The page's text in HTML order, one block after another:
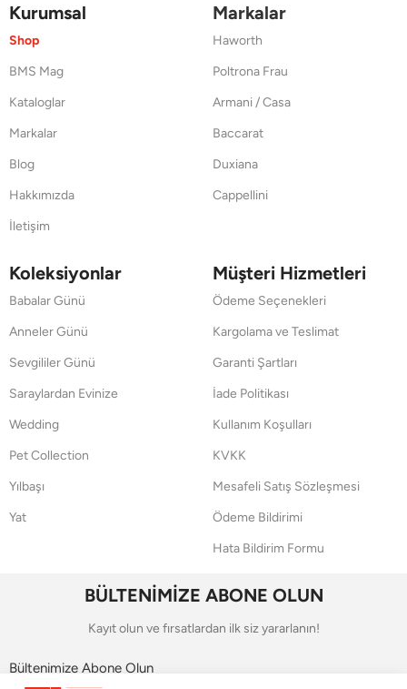
Kurumsal
Shop
BMS Mag
Kataloglar
Markalar
Blog
Hakkımızda
İletişim
Markalar
Haworth
Poltrona Frau
Armani / Casa
Baccarat
Duxiana
Cappellini
Koleksiyonlar
Babalar Günü
Anneler Günü
Sevgililer Günü
Saraylardan Evinize
Wedding
Pet Collection
Yılbaşı
Yat
Müşteri Hizmetleri
Ödeme Seçenekleri
Kargolama ve Teslimat
Garanti Şartları
İade Politikası
Kullanım Koşulları
KVKK
Mesafeli Satış Sözleşmesi
Ödeme Bildirimi
Hata Bildirim Formu
BÜLTENİMİZE ABONE OLUN
Kayıt olun ve fırsatlardan ilk siz yararlanın!
Bültenimize Abone Olun